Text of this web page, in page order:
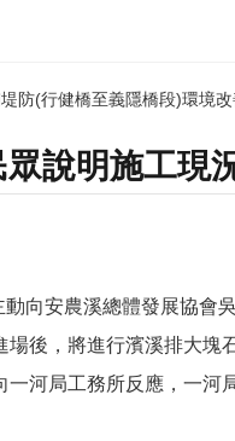
防(行健橋至義隱橋段)環境
說明施工現
向安農溪總體發展協會
後，將進行濱溪排大塊
河局工務所反應，一河